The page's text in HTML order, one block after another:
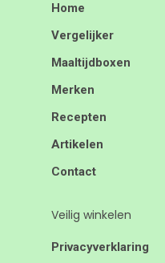
Home
Vergelijker
Maaltijdboxen
Merken
Recepten
Artikelen
Contact
Veilig winkelen
Privacyverklaring